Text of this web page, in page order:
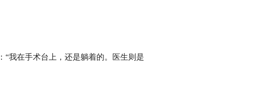
我在手术台上，还是躺着的。医生则是